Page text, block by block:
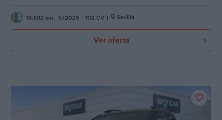
18.692 km 5/2025 102 CV Sevilla
Ver oferta